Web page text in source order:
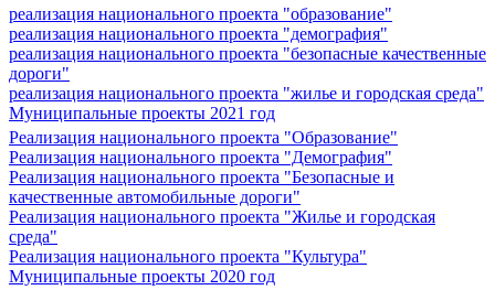
реализация национального проекта "образование"
реализация национального проекта "демография"
реализация национального проекта "безопасные качественные
дороги"
реализация национального проекта "жилье и городская среда"
Муниципальные проекты 2021 год
Реализация национального проекта "Образование"
Реализация национального проекта "Демография"
Реализация национального проекта "Безопасные и
качественные автомобильные дороги"
Реализация национального проекта "Жилье и городская
среда"
Реализация национального проекта "Культура"
Муниципальные проекты 2020 год